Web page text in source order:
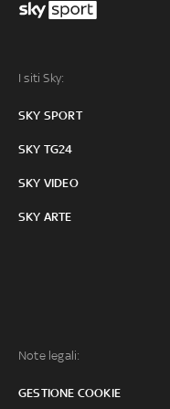
I siti Sky:
SKY SPORT
SKY TG24
SKY VIDEO
SKY ARTE
Note legali:
GESTIONE COOKIE